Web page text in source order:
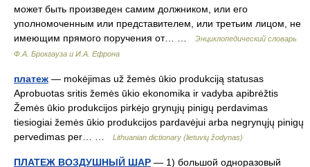
может быть произведен самим должником, или его
уполномоченным или представителем, или третьим лицом, не
имеющим прямого поручения от… …
Энциклопедический словарь
Ф.А. Брокгауза и И.А. Ефрона
платеж — mokėjimas už žemės ūkio produkciją statusas
Aprobuotas sritis žemės ūkio ekonomika ir vadyba apibrėžtis
Žemės ūkio produkcijos pirkėjo grynųjų pinigų perdavimas
tiesiogiai žemės ūkio produkcijos pardavėjui arba negrynųjų pinigų
pervedimas per… …
Lithuanian dictionary (lietuvių žodynas)
ПЛАТЕЖ ВОЗДУШНЫЙ ШАР — 1) большой одноразовый